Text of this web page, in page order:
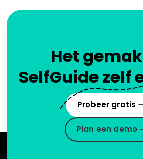
Het
SelfGuide zelf
Probeer gratis
Plan een demo